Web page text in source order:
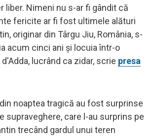
liber. Nimeni nu s-ar fi gândit că
fericite ar fi fost ultimele alături
originar din Târgu Jiu, România, s-
acum cinci ani și locuia într-o
lucrând ca zidar, scrie presa
noaptea tragică au fost surprinse
supraveghere, care l-au surprins pe
trecând gardul unui teren